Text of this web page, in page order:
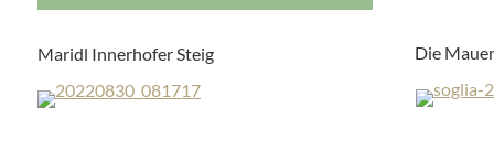
Maridl Innerhofer Steig Die Mauer